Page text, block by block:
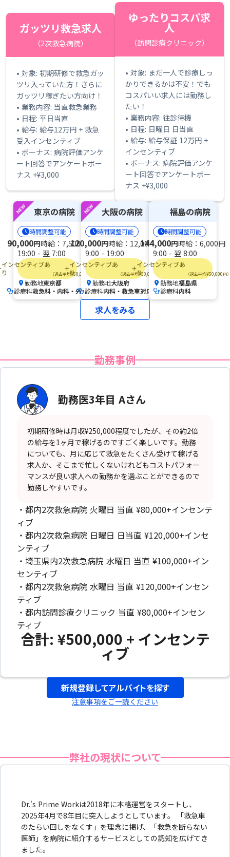
ガッツリ救急求人
（2次救急病院）
• 対象: 初期研修で救急ガッ
ツリ入っていた方！さらに
ガッツリ稼ぎたい方向け！
• 業務内容: 当直救急業務
• 日程: 平日当直
• 給与: 給与12万円 + 救急
受入インセンティブ
• ボーナス: 病院評価アンケ
ート回答でアンケートボー
ナス +¥3,000
ゆったりコスパ求
人
（訪問診療クリニック）
• 対象: まだ一人で診療しっ
かりできるかは不安！でも
コスパいい求人には勤務し
たい！
• 業務内容: 往診待機
• 日程: 日曜日 日当直
• 給与: 給与保証 12万円 +
インセンティブ
• ボーナス: 病院評価アンケ
ート回答でアンケートボー
ナス +¥3,000
東京の病院
時間調整可能
90,000円時給：7,500円
19:00 - 翌 7:00
インセンティブあ
り
（過去平均¥50,000円）
location_on勤務地東京都
診療科救急科・内科・外科
大阪の病院
時間調整可能
120,000円時給：12,000円
9:00 - 19:00
インセンティブあ
り
（過去平均¥50,000円）
location_on勤務地大阪府
診療科内科・救急車対応
福島の病院
時間調整可能
144,000円時給：6,000円
9:00 - 翌 8:00
インセンティブあ
り
（過去平均¥50,000円
location_on 勤務地福島県
診療科内科
求人をみる
勤務事例
勤務医3年目 Aさん
初期研修時は月収¥250,000程度でしたが、その約2倍
の給与を1ヶ月で稼げるのですごく楽しいです。勤務
についても、月に応じて救急をたくさん受けて稼げる
求人か、そこまで忙しくないけれどもコストパフォー
マンスが良い求人への勤務かを選ぶことができるので
勤務しやすいです。
・都内2次救急病院 火曜日 当直 ¥80,000+インセンテ
ィブ
・都内2次救急病院 日曜日 日当直 ¥120,000+インセ
ンティブ
・埼玉県内2次救急病院 水曜日 当直 ¥100,000+イン
センティブ
・都内2次救急病院 水曜日 当直 ¥120,000+インセン
ティブ
・都内訪問診療クリニック 当直 ¥80,000+インセン
ティブ
合計: ¥500,000 + インセンテ
ィブ
新規登録してアルバイトを探す
注意事項をご一読ください
弊社の現状について
Dr.'s Prime Workは2018年に本格運営をスタートし、
2025年4月で8年目に突入しようとしています。 「救急車
のたらい回しをなくす」を理念に掲げ、「救急を断らない
医師」を病院に紹介するサービスとしての認知を広げてき
ました。